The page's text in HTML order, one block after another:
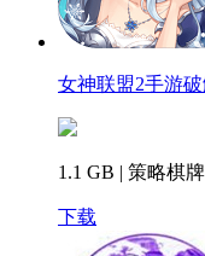
女神联盟2手游破
1.1 GB | 策略棋牌
下载